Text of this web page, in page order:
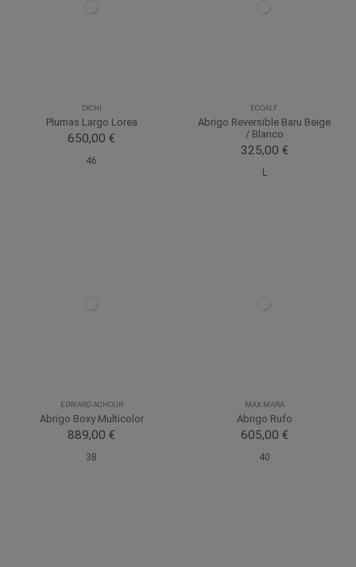
DICHI
Plumas Largo Lorea
650,00 €
46
ECOALF
Abrigo Reversible Baru Beige
/ Blanco
325,00 €
L
EDWARD ACHOUR
Abrigo Boxy Multicolor
889,00 €
38
MAX MARA
Abrigo Rufo
605,00 €
40